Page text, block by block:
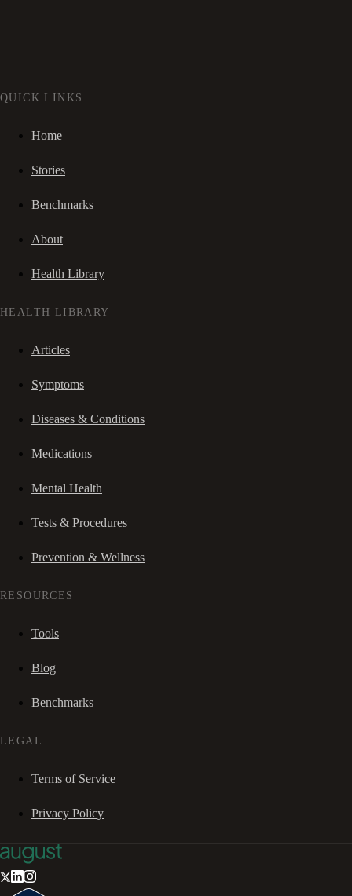
QUICK LINKS
Home
Stories
Benchmarks
About
Health Library
HEALTH LIBRARY
Articles
Symptoms
Diseases & Conditions
Medications
Mental Health
Tests & Procedures
Prevention & Wellness
RESOURCES
Tools
Blog
Benchmarks
LEGAL
Terms of Service
Privacy Policy